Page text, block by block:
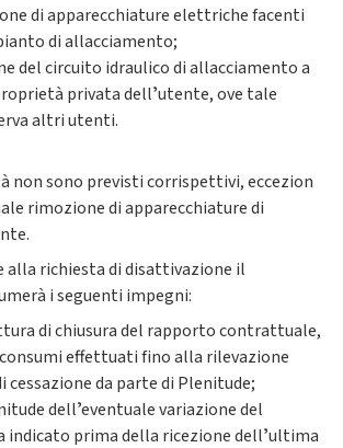
di apparecchiature elettriche facenti
di allacciamento;
del circuito idraulico di allacciamento a
privata dellʼutente, ove tale
altri utenti.
non sono previsti corrispettivi, eccezion
rimozione di apparecchiature di
richiesta di disattivazione il
i seguenti impegni:
di chiusura del rapporto contrattuale,
effettuati fino alla rilevazione
da parte di Plenitude;
dellʼeventuale variazione del
indicato prima della ricezione dellʼultima